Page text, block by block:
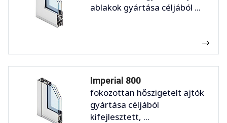
ablakok gyártása céljából ...
Imperial 800
fokozottan hőszigetelt ajtók
gyártása céljából
kifejlesztett, ...